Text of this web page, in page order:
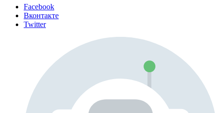
Facebook
Вконтакте
Twitter